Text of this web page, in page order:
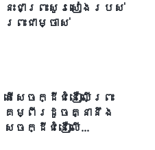
ភ្ញាក់ផ្អើល គាត់
ប្អូនដឹងទេ? ព្រះ
ើយ ហើយទ្រង់បាន
ាប់លាន»។ ខ្ញុំបាន
ះ ហើយខ្ញុំឆ្ងល់ថា៖
តើព្រះអម្ចាស់ពិតជា
ពេលយើងបន្តការ
នេះជាព្រះសូរសៀងរបស់
ព្រះជាម្ចាស់
តើសេចក្ដីជំនឿលើព្រះ
គម្ពីរដូចគ្នានឹង
សេចក្ដីជំនឿលើ